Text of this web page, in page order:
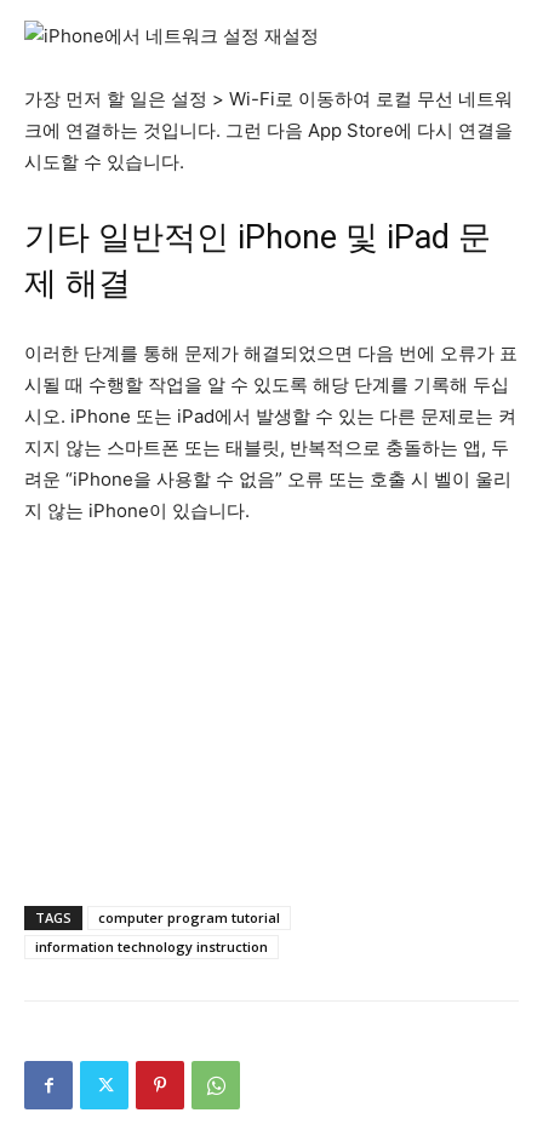
가장 먼저 할 일은 설정 > Wi-Fi로 이동하여 로컬 무선 네트워
크에 연결하는 것입니다. 그런 다음 App Store에 다시 연결을
시도할 수 있습니다.
기타 일반적인 iPhone 및 iPad 문
제 해결
이러한 단계를 통해 문제가 해결되었으면 다음 번에 오류가 표
시될 때 수행할 작업을 알 수 있도록 해당 단계를 기록해 두십
시오. iPhone 또는 iPad에서 발생할 수 있는 다른 문제로는 켜
지지 않는 스마트폰 또는 태블릿, 반복적으로 충돌하는 앱, 두
려운 “iPhone을 사용할 수 없음” 오류 또는 호출 시 벨이 울리
지 않는 iPhone이 있습니다.
TAGS
computer program tutorial
information technology instruction